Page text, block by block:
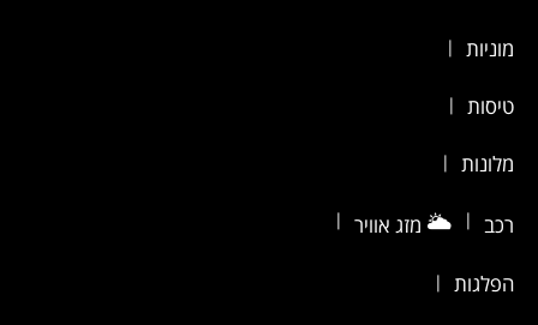
מוניות |
טיסות |
מלונות |
רכב |
🌥️ מזג אוויר |
הפלגות |